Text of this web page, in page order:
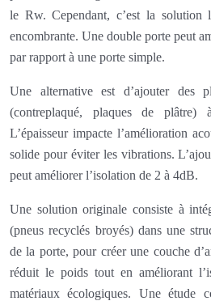
le Rw. Cependant, c’est la solution
encombrante. Une double porte peut
par rapport à une porte simple.
Une alternative est d’ajouter des
(contreplaqué, plaques de
L’épaisseur impacte l’amélioration
solide pour éviter les vibrations.
peut améliorer l’isolation de 2 à 4dB.
Une solution originale consiste à
(pneus recyclés broyés) dans une
de la porte, pour créer une couche
réduit le poids tout en améliorant
matériaux écologiques. Une étude